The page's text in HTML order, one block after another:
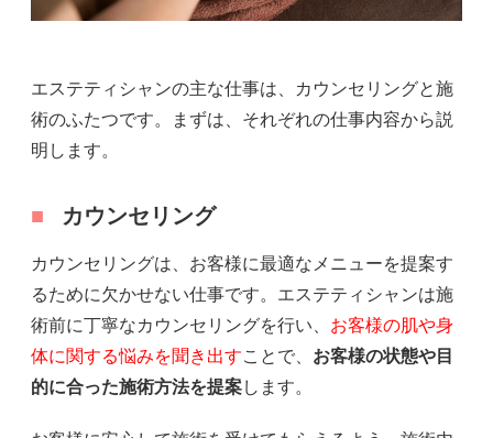
エステティシャンの主な仕事は、カウンセリングと施
術のふたつです。まずは、それぞれの仕事内容から説
明します。
カウンセリング
カウンセリングは、お客様に最適なメニューを提案す
るために欠かせない仕事です。エステティシャンは施
術前に丁寧なカウンセリングを行い、 お客様の肌や身
体に関する悩みを聞き出すことで、 お客様の状態や目
的に合った施術方法を提案します。